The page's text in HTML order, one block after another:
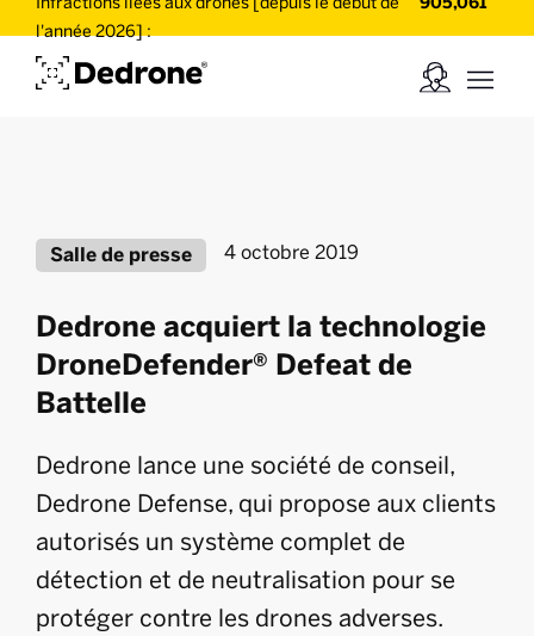
l'année 2026] :
Salle de presse 4 octobre 2019
Dedrone acquiert la technologie
DroneDefender® Defeat de
Battelle
Dedrone lance une société de conseil,
Dedrone Defense, qui propose aux clients
autorisés un système complet de
détection et de neutralisation pour se
protéger contre les drones adverses.